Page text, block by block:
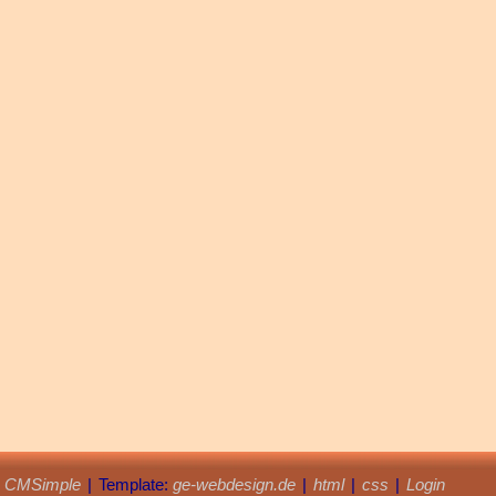
CMSimple | Template: ge-webdesign.de | html | css | Login